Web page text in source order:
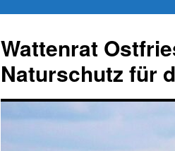
springen
Wattenrat
Naturschutz für